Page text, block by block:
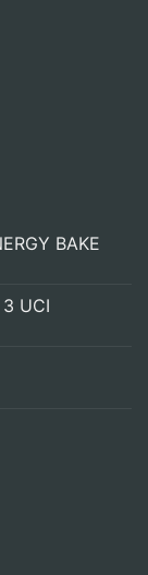
BAKE
UCI